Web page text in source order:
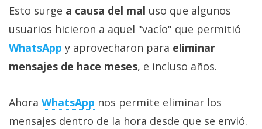
tutoriales.
El Grupo
Informático
(CC) 2006-
2026.Algunos
derechos
Esto surge a causa del mal uso que algunos
usuarios hicieron a aquel "vacío" que permitió
WhatsApp y aprovecharon para eliminar
mensajes de hace meses, e incluso años.
Ahora WhatsApp nos permite eliminar los
mensajes dentro de la hora desde que se envió.